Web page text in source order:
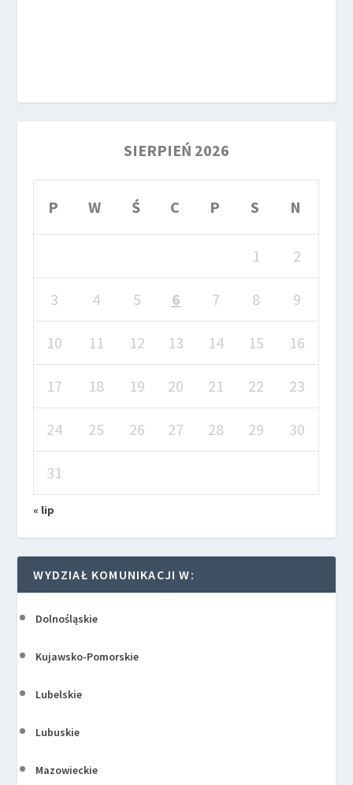
SIERPIEŃ 2026
P W Ś C P S N
1 2
3 4 5 6 7 8 9
10 11 12 13 14 15 16
17 18 19 20 21 22 23
24 25 26 27 28 29 30
31
« lip
WYDZIAŁ KOMUNIKACJI W:
Dolnośląskie
Kujawsko-Pomorskie
Lubelskie
Lubuskie
Mazowieckie